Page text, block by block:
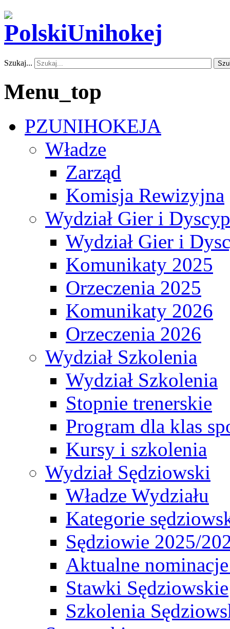
Szukaj...
Menu_top
PZUNIHOKEJA
Władze
Zarząd
Komisja Rewizyjna
Wydział Gier i
Wydział Gier i
Komunikaty 2025
Orzeczenia 2025
Komunikaty 2026
Orzeczenia 2026
Wydział Szkolenia
Wydział Szkolenia
Stopnie trenerskie
Program dla klas
Kursy i szkolenia
Wydział Sędziowski
Władze Wydziału
Kategorie
Sędziowie 2025/
Aktualne
Stawki Sędziowskie
Szkolenia